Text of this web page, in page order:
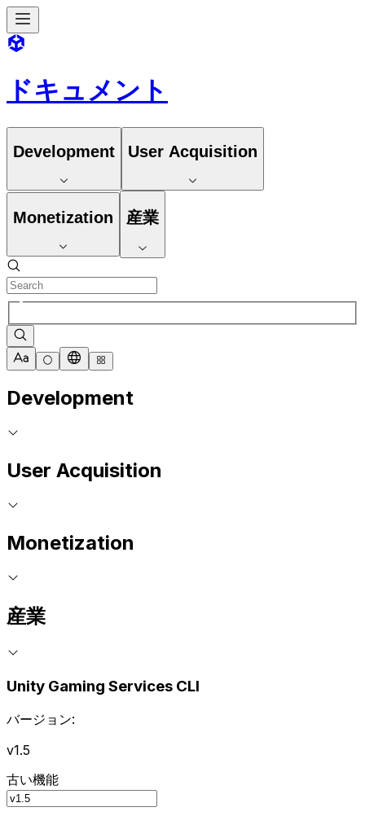
ドキュメント
Development User Acquisition
Monetization 産業
Development
User Acquisition
Monetization
産業
Unity Gaming Services CLI
バージョン:
v1.5
古い機能